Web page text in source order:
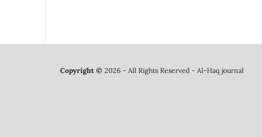
Copyright © 2026 - All Rights Reserved - Al-Haq journal